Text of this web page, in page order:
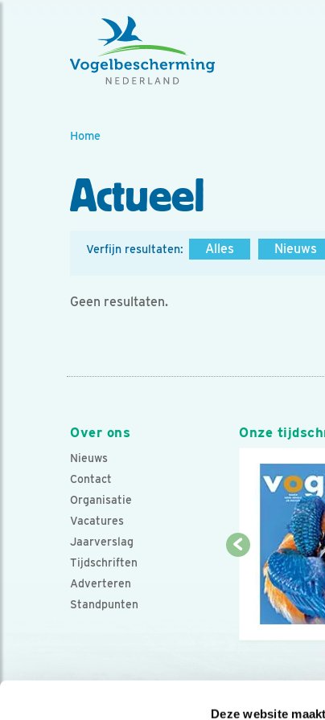
Deze website
Home
Actueel
Verfijn resultaten: Alles Nieuws
Geen resultaten.
Over ons
Nieuws
Contact
Organisatie
Vacatures
Jaarverslag
Tijdschriften
Adverteren
Standpunten
Onze